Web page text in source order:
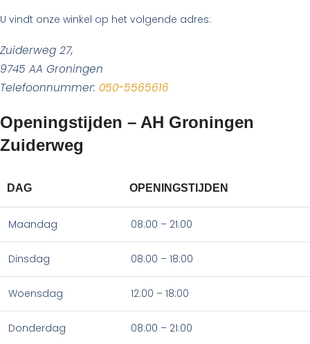
U vindt onze winkel op het volgende adres:
Zuiderweg 27,
9745 AA Groningen
Telefoonnummer: 050-5565616
Openingstijden – AH Groningen
Zuiderweg
DAG OPENINGSTIJDEN
Maandag 08:00 – 21:00
Dinsdag 08:00 – 18:00
Woensdag 12:00 – 18:00
Donderdag 08:00 – 21:00